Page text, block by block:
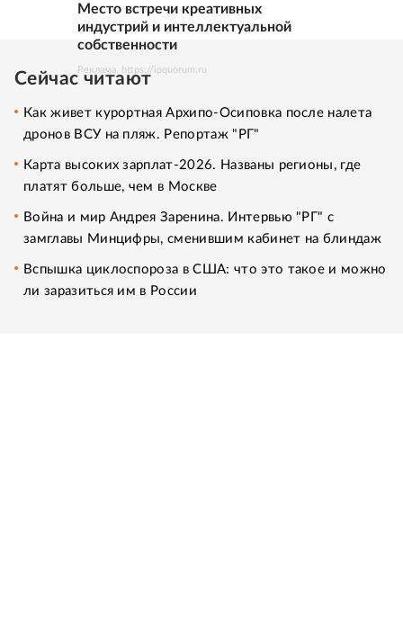
Место встречи креативных
индустрий и интеллектуальной
собственности
Реклама. https://ipquorum.ru
Сейчас читают
Как живет курортная Архипо-Осиповка после налета
дронов ВСУ на пляж. Репортаж "РГ"
Карта высоких зарплат-2026. Названы регионы, где
платят больше, чем в Москве
Война и мир Андрея Заренина. Интервью "РГ" с
замглавы Минцифры, сменившим кабинет на блиндаж
Вспышка циклоспороза в США: что это такое и можно
ли заразиться им в России